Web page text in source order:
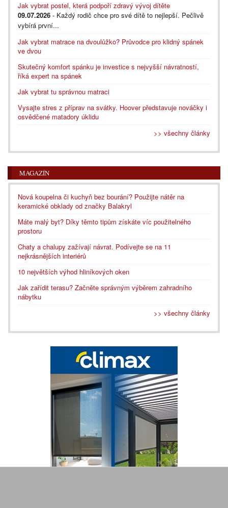
Jak vybrat postel, která podpoří zdravý vývoj dítěte
09.07.2026 - Každý rodič chce pro své dítě to nejlepší. Pečlivě
vybírá první...
Jak vybrat matrace na dvoulůžko? Průvodce pro klidný spánek
ve dvou
Skutečný komfort spánku je investice s nejvyšší návratností,
říká expert na spánek
Jak vybrat tu správnou matraci
Vysajte stres z příprav na svátky. Hoover představuje nováčky i
osvědčené matadory úklidu
>> všechny články
MAGAZÍN
Nová koupelna či kuchyň bez bourání? Použijte nátěr na
keramické obklady od značky Balakryl
Máte malý byt? Díky těmto tipům získáte víc použitelného
prostoru
Chaty a chalupy zažívají návrat. Podívejte se na 11
nejkrásnějších interiérů
10 největších výhod hliníkových oken
Jak zařídit terasu? Začněte správným výběrem zahradního
nábytku
>> všechny články